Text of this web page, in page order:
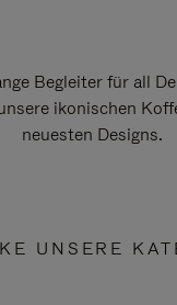
Begleiter für all
ikonischen
neuesten Designs.
UNSERE